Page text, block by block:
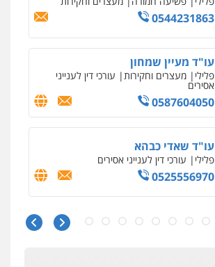
אלימות עורכי דין לענייני אסירים
0528615306
עו"ד רועי אטיאס
משפט פלילי פשיעה חמורה צווארון לבן
525043999
עו"ד אסף כהן
פלילי פשיעה חמורה סמים והימורים
מעצרים וחקירות
0526555488
עורך דין תמיר אלטיט